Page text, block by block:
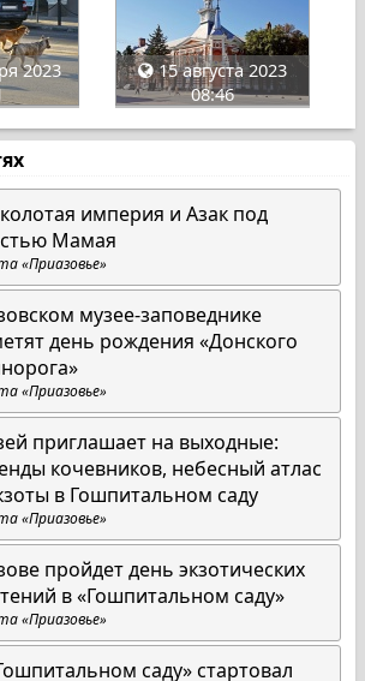
2023
15 августа 2023
08:46
империя и Азак под
Мамая
«Приазовье»
музее-заповеднике
день рождения «Донского
«Приазовье»
приглашает на выходные:
кочевников, небесный атлас
в Гошпитальном саду
«Приазовье»
пройдет день экзотических
в «Гошпитальном саду»
«Приазовье»
саду» стартовал